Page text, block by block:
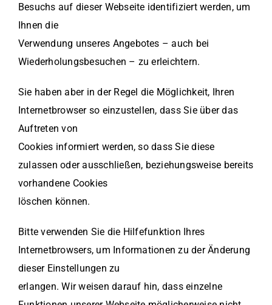
Besuchs auf dieser Webseite identifiziert werden, um
Ihnen die
Verwendung unseres Angebotes – auch bei
Wiederholungsbesuchen – zu erleichtern.
Sie haben aber in der Regel die Möglichkeit, Ihren
Internetbrowser so einzustellen, dass Sie über das
Auftreten von
Cookies informiert werden, so dass Sie diese
zulassen oder ausschließen, beziehungsweise bereits
vorhandene Cookies
löschen können.
Bitte verwenden Sie die Hilfefunktion Ihres
Internetbrowsers, um Informationen zu der Änderung
dieser Einstellungen zu
erlangen. Wir weisen darauf hin, dass einzelne